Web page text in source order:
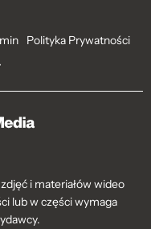
Polityka Prywatności
i materiałów wideo
lub w części wymaga